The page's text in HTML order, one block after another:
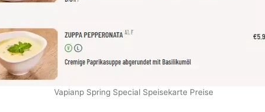
Vapianp Spring Special Speisekarte Preise